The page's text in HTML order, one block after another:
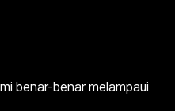
benar-benar melampaui